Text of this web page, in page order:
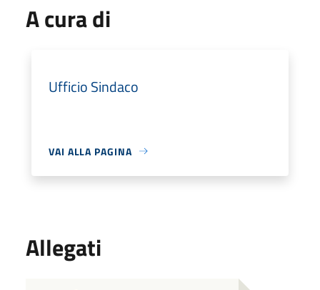
A cura di
Ufficio Sindaco
VAI ALLA PAGINA
Allegati